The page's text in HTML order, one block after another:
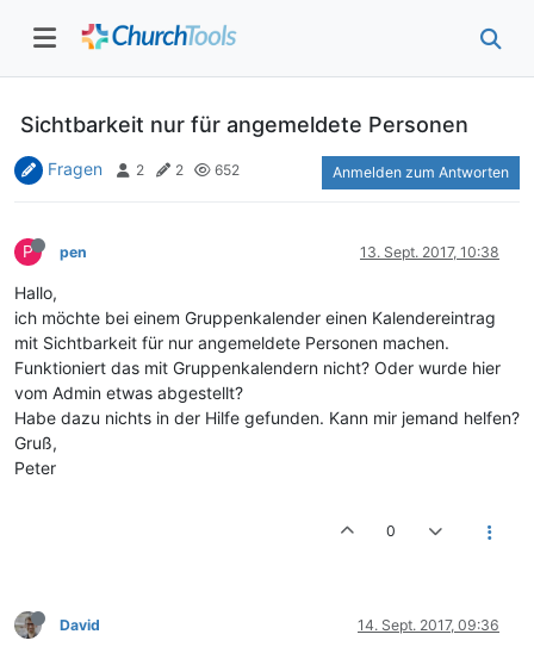
Sichtbarkeit nur für angemeldete Personen
Fragen 2 2 652 Anmelden zum Antworten
P pen 13. Sept. 2017, 10:38
Hallo,
ich möchte bei einem Gruppenkalender einen Kalendereintrag
mit Sichtbarkeit für nur angemeldete Personen machen.
Funktioniert das mit Gruppenkalendern nicht? Oder wurde hier
vom Admin etwas abgestellt?
Habe dazu nichts in der Hilfe gefunden. Kann mir jemand helfen?
Gruß,
Peter
0
David 14. Sept. 2017, 09:36